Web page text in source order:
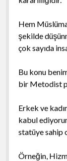
Hem
şekilde
çok sayıda
Bu konu
bir Metodist
Erkek ve
kabul
statüye sahip
Örneğin,